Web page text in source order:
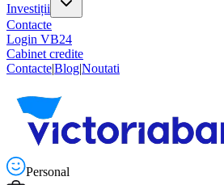
Investiții
Contacte
Login VB24
Cabinet credite
Contacte|Blog|Noutati
Personal